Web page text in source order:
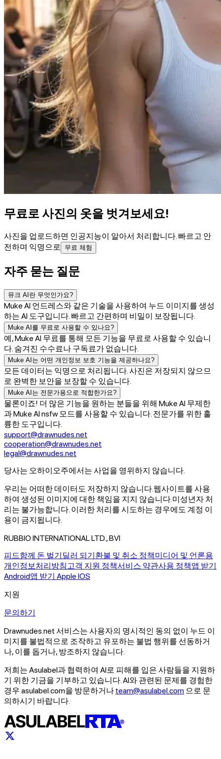
무료로 사진의 옷을 벗겨보세요!
사진을 업로드하면 인공지능이 알아서 처리합니다. 빠르고 안
전하며 익명으로
무료 체험
자주 묻는 질문
뮤크 AI란 무엇인가요?
Muke AI 언드레스와 같은 기술을 사용하여 누드 이미지를 생성
하는 AI 도구입니다. 빠르고 간편하며 비밀이 보장됩니다.
Muke AI를 무료로 사용할 수 있나요?
예, Muke AI 무료를 통해 모든 기능을 무료로 사용할 수 있습니
다. 숨겨진 수수료나 구독료가 없습니다.
Muke AI는 어떤 개인정보 보호 기능을 제공하나요?
모든 데이터는 익명으로 처리됩니다. 사진은 저장되지 않으므
로 완벽한 보안을 보장할 수 있습니다.
Muke AI는 전문가용으로 적합한가요?
물론이죠! 더 많은 기능을 원하는 분들을 위해 Muke AI 무제한
과 Muke AI nsfw 모드를 사용할 수 있습니다. 전문가를 위한 훌
륭한 도구입니다.
support@drawnudes.net
cooperation@drawnudes.net
legal@drawnudes.net
당사는 오하이오주에서는 사업을 영위하지 않습니다.
우리는 어떠한 데이터도 저장하지 않습니다. 웹사이트를 사용
하여 생성된 이미지에 대한 책임을 지지 않습니다. 미성년자 처
리는 불가능합니다. 이러한 처리를 시도하는 경우에도 계정 이
용이 금지됩니다.
RUBBIO INTERNATIONAL LTD., BVI
피드함께 돈 벌기 딜러 되기환불 및 취소 정책미디어 및 언론용
개인정보처리방침 고객 지원 정책서비스 약관사용 정책앱 받기
Android앱 받기 Apple IOS
지원
문의하기
Drawnudes.net 서비스는 사용자의 명시적인 동의 없이 누드 이
미지를 불법적으로 조작하고 유포하는 불법 행위를 선동하거
나, 이를 돕거나, 방조하지 않습니다.
저희는 Asulabel과 협력하여 AI로 피해를 입은 사람들을 지원하
기 위한 기금을 기부하고 있습니다. AI와 관련된 문제를 경험한
경우 asulabel.com을 방문하거나 team@asulabel.com 으로 문
의하시기 바랍니다.